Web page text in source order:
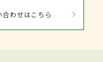
わせはこちら